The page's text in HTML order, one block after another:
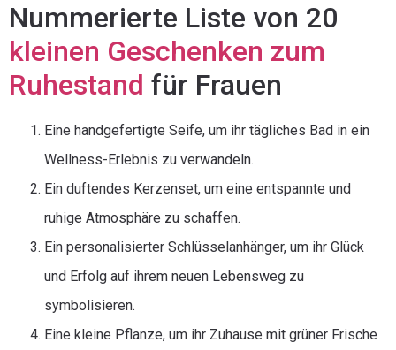
Nummerierte Liste von 20
kleinen Geschenken zum
Ruhestand für Frauen
Eine handgefertigte Seife, um ihr tägliches Bad in ein
Wellness-Erlebnis zu verwandeln.
Ein duftendes Kerzenset, um eine entspannte und
ruhige Atmosphäre zu schaffen.
Ein personalisierter Schlüsselanhänger, um ihr Glück
und Erfolg auf ihrem neuen Lebensweg zu
symbolisieren.
Eine kleine Pflanze, um ihr Zuhause mit grüner Frische